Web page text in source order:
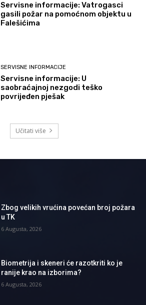
Servisne informacije: Vatrogasci
gasili požar na pomoćnom objektu u
Falešićima
SERVISNE INFORMACIJE
Servisne informacije: U
saobraćajnoj nezgodi teško
povrijeđen pješak
Učitati više
Zbog velikih vrućina povećan broj požara
u TK
6 Augusta, 2026
Biometrija i skeneri će razotkriti ko je
ranije krao na izborima?
6 Augusta, 2026